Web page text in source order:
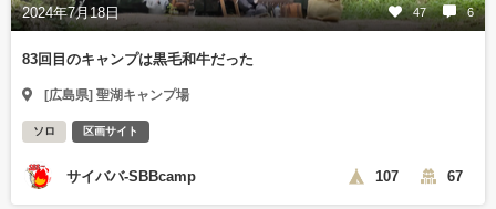
2024年7月18日 47 6
83回目のキャンプは黒毛和牛だった
[広島県] 聖湖キャンプ場
ソロ 区画サイト
サイババ-SBBcamp 107 67